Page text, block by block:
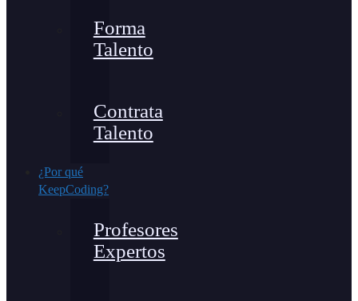
Forma
Talento
Contrata
Talento
¿Por qué
KeepCoding?
Profesores
Expertos